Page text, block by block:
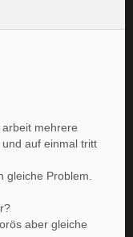
mehrere
auf einmal tritt
gleiche Problem.
aber gleiche